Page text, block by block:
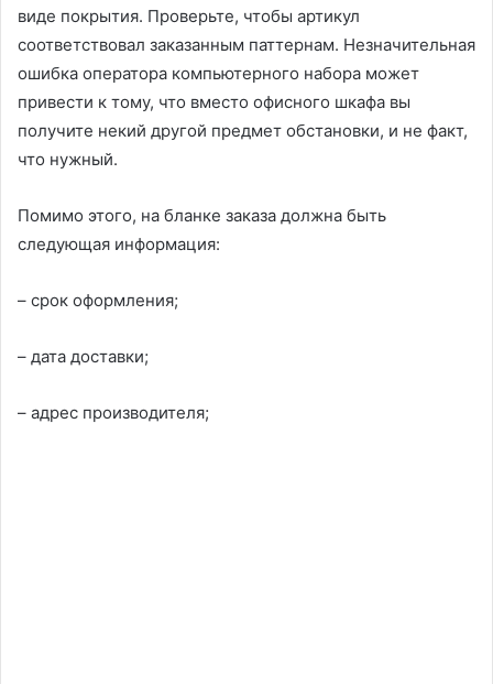
виде покрытия. Проверьте, чтобы артикул
соответствовал заказанным паттернам. Незначительная
ошибка оператора компьютерного набора может
привести к тому, что вместо офисного шкафа вы
получите некий другой предмет обстановки, и не факт,
что нужный.
Помимо этого, на бланке заказа должна быть
следующая информация:
– срок оформления;
– дата доставки;
– адрес производителя;